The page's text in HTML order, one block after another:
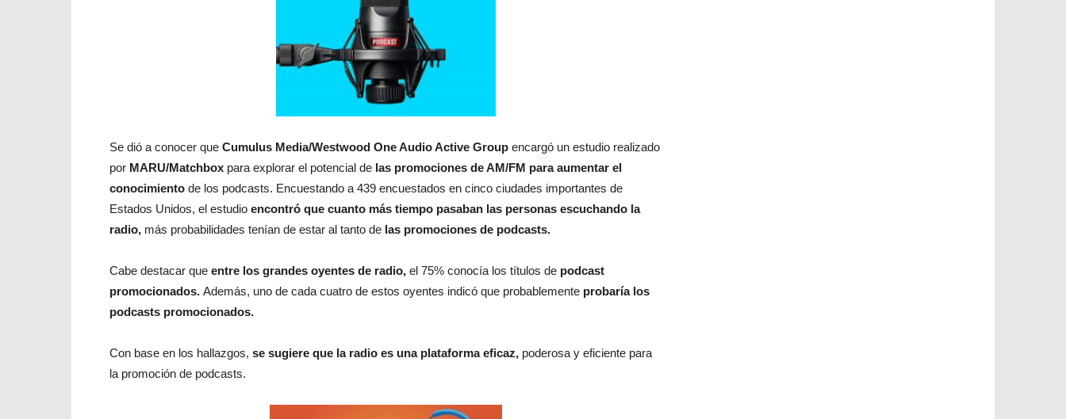
Se dió a conocer que Cumulus Media/Westwood One Audio Active Group encargó un estudio realizado
por MARU/Matchbox para explorar el potencial de las promociones de AM/FM para aumentar el
conocimiento de los podcasts. Encuestando a 439 encuestados en cinco ciudades importantes de
Estados Unidos, el estudio encontró que cuanto más tiempo pasaban las personas escuchando la
radio, más probabilidades tenían de estar al tanto de las promociones de podcasts.
Cabe destacar que entre los grandes oyentes de radio, el 75% conocía los títulos de podcast
promocionados. Además, uno de cada cuatro de estos oyentes indicó que probablemente probaría los
podcasts promocionados.
Con base en los hallazgos, se sugiere que la radio es una plataforma eficaz, poderosa y eficiente para
la promoción de podcasts.